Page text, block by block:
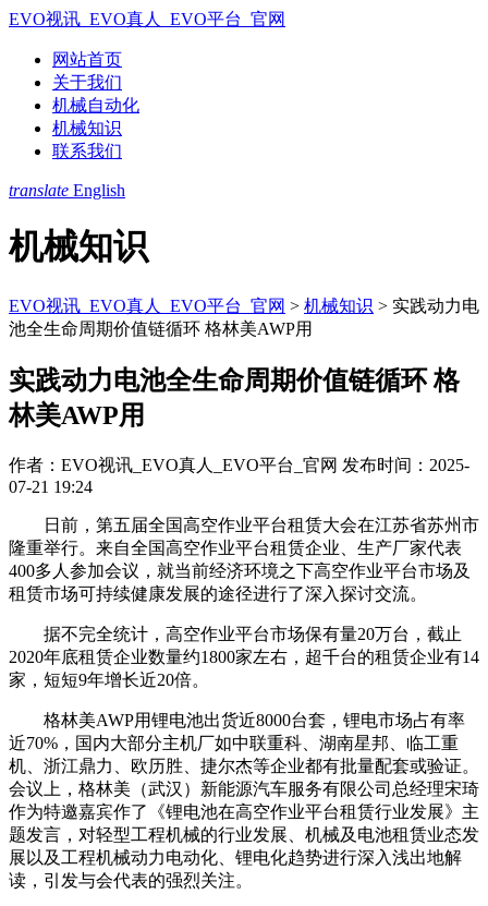
EVO视讯_EVO真人_EVO平台_官网
网站首页
关于我们
机械自动化
机械知识
联系我们
translate English
机械知识
EVO视讯_EVO真人_EVO平台_官网 > 机械知识 > 实践动力电
池全生命周期价值链循环 格林美AWP用
实践动力电池全生命周期价值链循环 格
林美AWP用
作者：EVO视讯_EVO真人_EVO平台_官网 发布时间：2025-
07-21 19:24
日前，第五届全国高空作业平台租赁大会在江苏省苏州市
隆重举行。来自全国高空作业平台租赁企业、生产厂家代表
400多人参加会议，就当前经济环境之下高空作业平台市场及
租赁市场可持续健康发展的途径进行了深入探讨交流。
据不完全统计，高空作业平台市场保有量20万台，截止
2020年底租赁企业数量约1800家左右，超千台的租赁企业有14
家，短短9年增长近20倍。
格林美AWP用锂电池出货近8000台套，锂电市场占有率
近70%，国内大部分主机厂如中联重科、湖南星邦、临工重
机、浙江鼎力、欧历胜、捷尔杰等企业都有批量配套或验证。
会议上，格林美（武汉）新能源汽车服务有限公司总经理宋琦
作为特邀嘉宾作了《锂电池在高空作业平台租赁行业发展》主
题发言，对轻型工程机械的行业发展、机械及电池租赁业态发
展以及工程机械动力电动化、锂电化趋势进行深入浅出地解
读，引发与会代表的强烈关注。